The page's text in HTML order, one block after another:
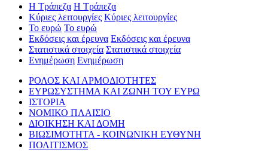
Η Τράπεζα Η Τράπεζα
Κύριες λειτουργίες Κύριες λειτουργίες
Το ευρώ Το ευρώ
Εκδόσεις και έρευνα Εκδόσεις και έρευνα
Στατιστικά στοιχεία Στατιστικά στοιχεία
Ενημέρωση Ενημέρωση
ΡΟΛΟΣ ΚΑΙ ΑΡΜΟΔΙΟΤΗΤΕΣ
ΕΥΡΩΣΥΣΤΗΜΑ ΚΑΙ ΖΩΝΗ ΤΟΥ ΕΥΡΩ
ΙΣΤΟΡΙΑ
ΝΟΜΙΚΟ ΠΛΑΙΣΙΟ
ΔΙΟΙΚΗΣΗ ΚΑΙ ΔΟΜΗ
ΒΙΩΣΙΜΟΤΗΤΑ - ΚΟΙΝΩΝΙΚΗ ΕΥΘΥΝΗ
ΠΟΛΙΤΙΣΜΟΣ